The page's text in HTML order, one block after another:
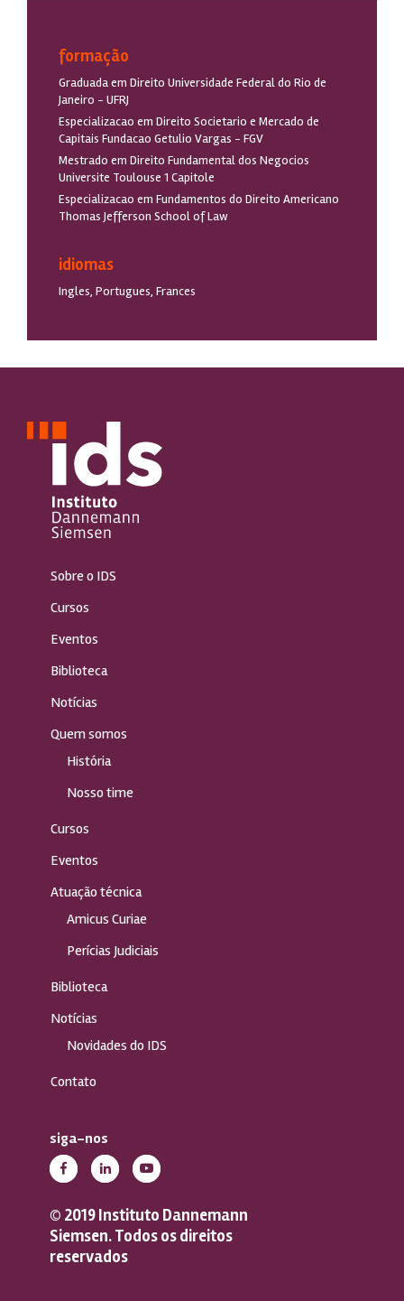
formação
Graduada em Direito Universidade Federal do Rio de
Janeiro - UFRJ
Especializacao em Direito Societario e Mercado de
Capitais Fundacao Getulio Vargas - FGV
Mestrado em Direito Fundamental dos Negocios
Universite Toulouse 1 Capitole
Especializacao em Fundamentos do Direito Americano
Thomas Jefferson School of Law
idiomas
Ingles, Portugues, Frances
Sobre o IDS
Cursos
Eventos
Biblioteca
Notícias
Quem somos
História
Nosso time
Cursos
Eventos
Atuação técnica
Amicus Curiae
Perícias Judiciais
Biblioteca
Notícias
Novidades do IDS
Contato
siga-nos
© 2019 Instituto Dannemann
Siemsen. Todos os direitos
reservados